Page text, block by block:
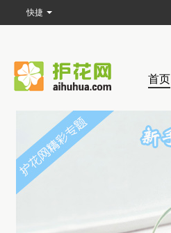
首页
快捷